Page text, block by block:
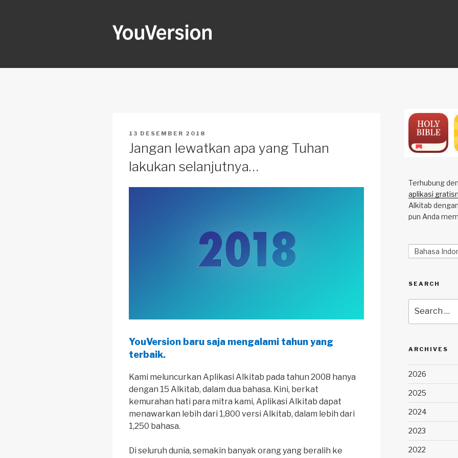
POSTED
13 DESEMBER 2018
Jangan lewatkan apa yang Tuhan
lakukan selanjutnya…
YouVersion baru saja mengalami tahun yang
terbaik.
Kami meluncurkan Aplikasi Alkitab pada tahun 2008 hanya
dengan 15 Alkitab, dalam dua bahasa. Kini, berkat
kemurahan hati para mitra kami, Aplikasi Alkitab dapat
menawarkan lebih dari 1,800 versi Alkitab, dalam lebih dari
1,250 bahasa.
Di seluruh dunia, semakin banyak orang yang beralih ke
Terhubung
aplikasi
Alkitab
pun Anda
Bahasa
SEARCH
for:
ARCHIVES
2026
2025
2024
2023
2022